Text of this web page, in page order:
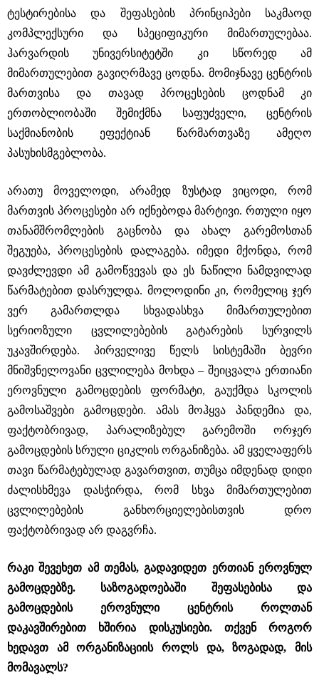
ტესტირებისა და შეფასების პრინციპები საკმაოდ
კომპლექსური და სპეციფიკური მიმართულებაა.
ჰარვარდის უნივერსიტეტში კი სწორედ ამ
მიმართულებით გავიღრმავე ცოდნა. მომიჯნავე ცენტრის
მართვისა და თავად პროცესების ცოდნამ კი
ერთობლიობაში შემიქმნა საფუძველი, ცენტრის
საქმიანობის ეფექტიან წარმართვაზე ამეღო
პასუხისმგებლობა.
არათუ მოველოდი, არამედ ზუსტად ვიცოდი, რომ
მართვის პროცესები არ იქნებოდა მარტივი. რთული იყო
თანამშრომლების გაცნობა და ახალ გარემოსთან
შეგუება, პროცესების დალაგება. იმედი მქონდა, რომ
დავძლევდი ამ გამოწვევას და ეს ნაწილი ნამდვილად
წარმატებით დასრულდა. მოლოდინი კი, რომელიც ჯერ
ვერ გამართლდა სხვადასხვა მიმართულებით
სერიოზული ცვლილებების გატარების სურვილს
უკავშირდება. პირველივე წელს სისტემაში ბევრი
მნიშვნელოვანი ცვლილება მოხდა – შეიცვალა ერთიანი
ეროვნული გამოცდების ფორმატი, გაუქმდა სკოლის
გამოსაშვები გამოცდები. ამას მოჰყვა პანდემია და,
ფაქტობრივად, პარალიზებულ გარემოში ორჯერ
გამოცდების სრული ციკლის ორგანიზება. ამ ყველაფერს
თავი წარმატებულად გავართვით, თუმცა იმდენად დიდი
ძალისხმევა დასჭირდა, რომ სხვა მიმართულებით
ცვლილებების განხორციელებისთვის დრო
ფაქტობრივად არ დაგვრჩა.
რაკი შევეხეთ ამ თემას, გადავიდეთ ერთიან ეროვნულ
გამოცდებზე. საზოგადოებაში შეფასებისა და
გამოცდების ეროვნული ცენტრის როლთან
დაკავშირებით ხშირია დისკუსიები. თქვენ როგორ
ხედავთ ამ ორგანიზაციის როლს და, ზოგადად, მის
მომავალს?